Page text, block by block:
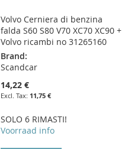
Volvo Cerniera di benzina
falda S60 S80 V70 XC70 XC90 +
Volvo ricambi no 31265160
Brand:
Scandcar
14,22 €
11,75 €
SOLO 6 RIMASTI!
Voorraad info